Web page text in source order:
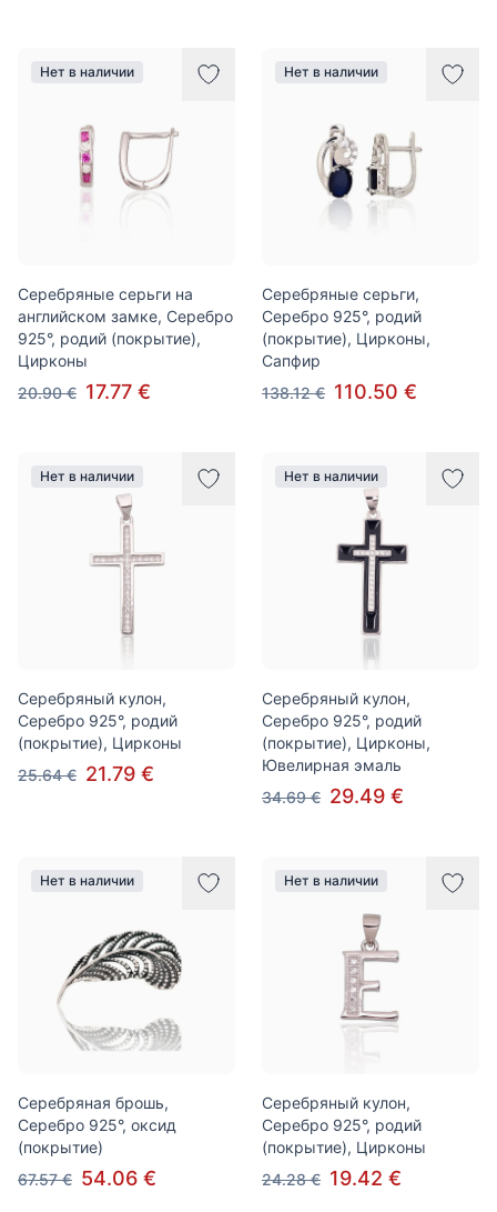
Нет в наличии
Серебряные серьги на
английском замке, Серебро
925°, родий (покрытие),
Цирконы
20.90 € 17.77 €
Нет в наличии
Серебряные серьги,
Серебро 925°, родий
(покрытие), Цирконы,
Сапфир
138.12 € 110.50 €
Нет в наличии
Серебряный кулон,
Серебро 925°, родий
(покрытие), Цирконы
25.64 € 21.79 €
Нет в наличии
Серебряный кулон,
Серебро 925°, родий
(покрытие), Цирконы,
Ювелирная эмаль
34.69 € 29.49 €
Нет в наличии
Серебряная брошь,
Серебро 925°, оксид
(покрытие)
67.57 € 54.06 €
Нет в наличии
Серебряный кулон,
Серебро 925°, родий
(покрытие), Цирконы
24.28 € 19.42 €